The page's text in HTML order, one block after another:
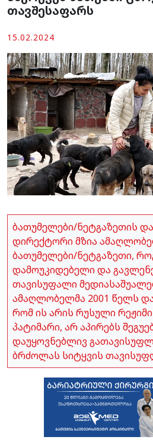
თავშესაფარს
15.02.2024
ბათუმელები/ნეტგაზეთის
დირექტორი მზია
ბათუმელები/ნეტგაზეთი,
დამოუკიდებელი და
თავისუფალი
ამაღლობელმა 2001 წელს
რომ ის არის რუსული
პატიმარი, არ აპირებს
დაუყოვნებლივ
ბრძოლას სიტყვის